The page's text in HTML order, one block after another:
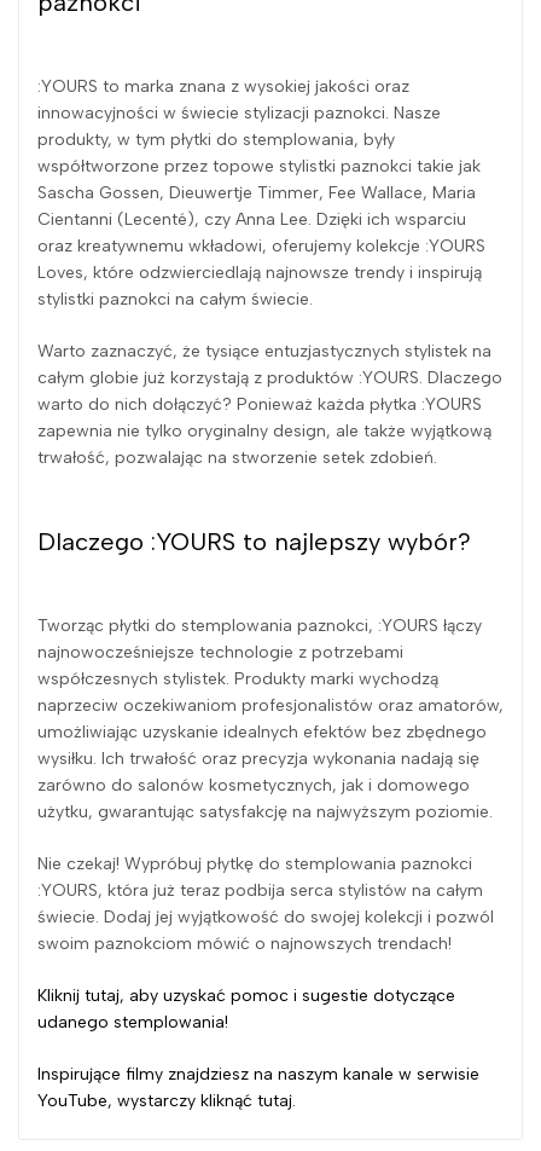
:YOURS to marka znana z wysokiej jakości oraz
innowacyjności w świecie stylizacji paznokci. Nasze
produkty, w tym płytki do stemplowania, były
współtworzone przez topowe stylistki paznokci takie jak
Sascha Gossen, Dieuwertje Timmer, Fee Wallace, Maria
Cientanni (Lecenté), czy Anna Lee. Dzięki ich wsparciu
oraz kreatywnemu wkładowi, oferujemy kolekcje :YOURS
Loves, które odzwierciedlają najnowsze trendy i inspirują
stylistki paznokci na całym świecie.
Warto zaznaczyć, że tysiące entuzjastycznych stylistek na
całym globie już korzystają z produktów :YOURS. Dlaczego
warto do nich dołączyć? Ponieważ każda płytka :YOURS
zapewnia nie tylko oryginalny design, ale także wyjątkową
trwałość, pozwalając na stworzenie setek zdobień.
Dlaczego :YOURS to najlepszy wybór?
Tworząc płytki do stemplowania paznokci, :YOURS łączy
najnowocześniejsze technologie z potrzebami
współczesnych stylistek. Produkty marki wychodzą
naprzeciw oczekiwaniom profesjonalistów oraz amatorów,
umożliwiając uzyskanie idealnych efektów bez zbędnego
wysiłku. Ich trwałość oraz precyzja wykonania nadają się
zarówno do salonów kosmetycznych, jak i domowego
użytku, gwarantując satysfakcję na najwyższym poziomie.
Nie czekaj! Wypróbuj płytkę do stemplowania paznokci
:YOURS, która już teraz podbija serca stylistów na całym
świecie. Dodaj jej wyjątkowość do swojej kolekcji i pozwól
swoim paznokciom mówić o najnowszych trendach!
Kliknij tutaj, aby uzyskać pomoc i sugestie dotyczące
udanego stemplowania!
Inspirujące filmy znajdziesz na naszym kanale w serwisie
YouTube, wystarczy kliknąć tutaj.